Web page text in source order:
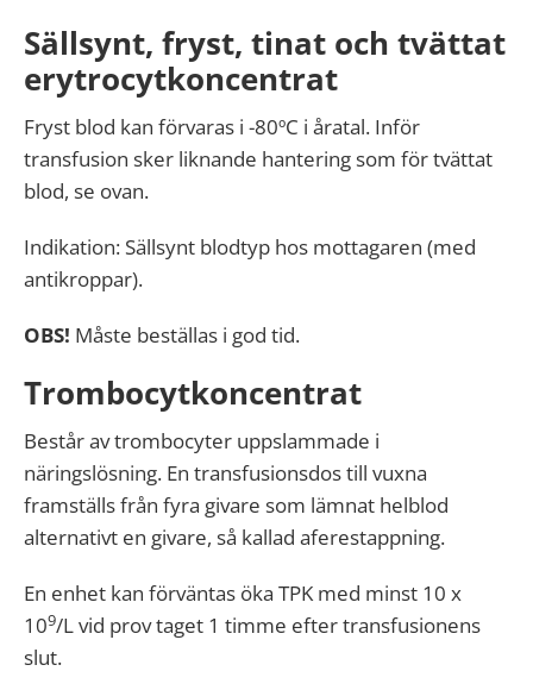
Sällsynt, fryst, tinat och tvättat
erytrocytkoncentrat
Fryst blod kan förvaras i -80ºC i åratal. Inför
transfusion sker liknande hantering som för tvättat
blod, se ovan.
Indikation: Sällsynt blodtyp hos mottagaren (med
antikroppar).
OBS! Måste beställas i god tid.
Trombocytkoncentrat
Består av trombocyter uppslammade i
näringslösning. En transfusionsdos till vuxna
framställs från fyra givare som lämnat helblod
alternativt en givare, så kallad aferestappning.
En enhet kan förväntas öka TPK med minst 10 x
109/L vid prov taget 1 timme efter transfusionens
slut.